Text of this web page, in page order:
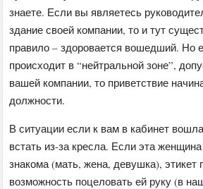
знаете. Если вы являетесь
здание своей компании, то и тут
правило – здоровается вошедший. Но
происходит в “нейтральной зоне”,
вашей компании, то приветствие
должности.
В ситуации если к вам в кабинет
встать из-за кресла. Если эта
знакома (мать, жена, девушка), этикет
возможность поцеловать ей руку (в